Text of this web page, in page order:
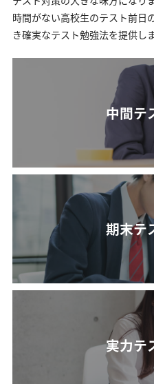
時間がない高校生のテスト前日
き確実なテスト勉強法を提供しま
中間テ
期末テ
実力テ